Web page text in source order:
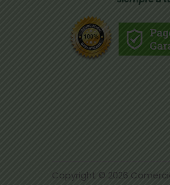
Copyright © 2026